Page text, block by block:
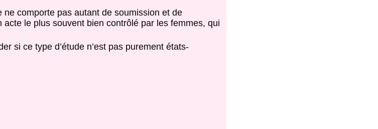
comporte pas autant de soumission et de
le plus souvent bien contrôlé par les femmes, qui
si ce type d’étude n’est pas purement états-